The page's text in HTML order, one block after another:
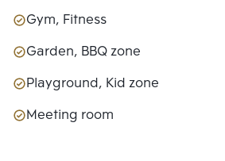
Gym, Fitness
Garden, BBQ zone
Playground, Kid zone
Meeting room